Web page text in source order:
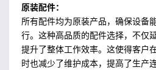
原装配件：
所有配件均为原装产品，确保设备
行。这种高品质的配件选择，不仅
提升了整体工作效率。这使得客户
时也减少了维护成本，提高了生产连